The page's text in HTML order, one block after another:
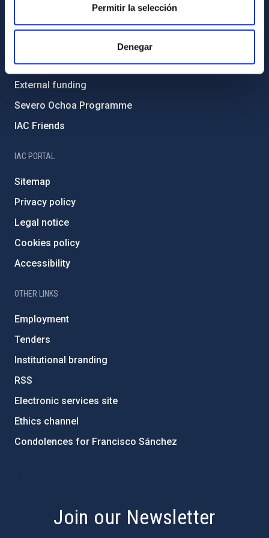
Permitir la selección
Denegar
Gender equality and diversity
Environment and Sustainability
IAC Projects
External funding
Severo Ochoa Programme
IAC Friends
IAC PORTAL
Sitemap
Privacy policy
Legal notice
Cookies policy
Accessibility
OTHER LINKS
Employment
Tenders
Institutional branding
RSS
Electronic services site
Ethics channel
Condolences for Francisco Sánchez
Join our Newsletter